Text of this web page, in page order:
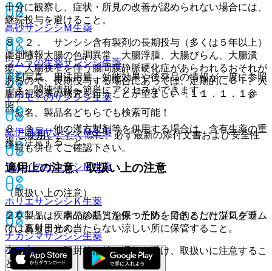
高砂サンシシＭ生薬
ツムラの生薬サンシシ生薬
トチモトのサンシシ生薬
紀伊国屋サンシシＭ生薬
ツルイのサンシシＭ生薬
ホリエサンシシＫ 生薬
ナカジマサンシシ生薬
ホーム
十分に観察し、症状・所見の改善が認められない場合には、
継続投与を避けること。
８．２． サンシシ含有製剤の長期投与（多くは５年以上）
により、大腸の色調異常、大腸浮腫、大腸びらん、大腸潰
瘍、大腸狭窄を伴う腸間膜静脈硬化症があらわれるおそれが
あるので、長期投与する場合にあっては、定期的にＣＴ、大
腸内視鏡等の検査を行うことが望ましい〔１１．１．１参
照〕。
８．３． 他の漢方製剤等を併用する場合は、含有生薬の重
複に注意すること。
適用上の注意、取扱い上の注意
（取扱い上の注意）
２０．１． 本品の品質を保つため、できるだけ湿気を避
け、直射日光の当たらない涼しい所に保管すること。
２０．２． 開封後は特に湿気を避け、取扱いに注意するこ
と。
薬剤情報
薬剤写真、用法用量、効能効果や後発品の情報が一度に参照
でき、関連情報へ簡単にアクセスができます。
一般名、製品名どちらでも検索可能！
※ ご使用いただく際に、必ず最新の添付文書および安全性
情報も併せてご確認下さい。
※本製品は疾病の診断・治療・予防を目的としたプログラム
ではありません。